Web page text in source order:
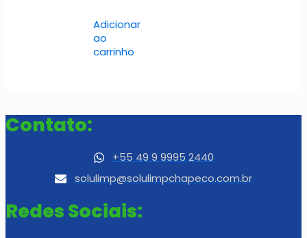
Adicionar
ao
carrinho
Contato:
+55 49 9 9995 2440
solulimp@solulimpchapeco.com.br
Redes Sociais: